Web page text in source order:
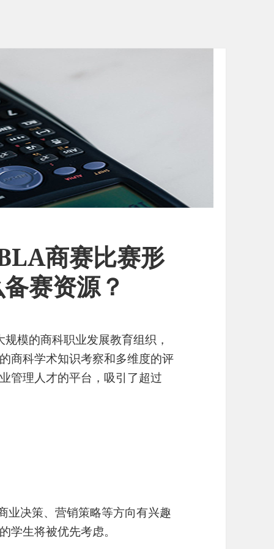
商赛比赛形
赛资源？
模的商科职业发展教育组织，
商科学术知识考察和多维度的评
管理人才的平台，吸引了超过
业决策、营销策略等方向有兴趣
学生将被优先考虑。